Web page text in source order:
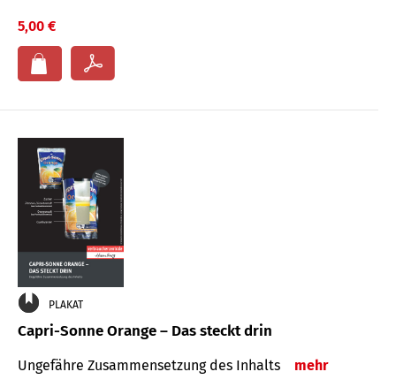
5,00 €
PLAKAT
Capri-Sonne Orange – Das steckt drin
Ungefähre Zu­sammen­setzung des Inhalts mehr